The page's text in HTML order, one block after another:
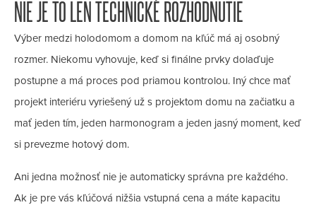
NIE JE TO LEN TECHNICKÉ ROZHODNUTIE
Výber medzi holodomom a domom na kľúč má aj osobný
rozmer. Niekomu vyhovuje, keď si finálne prvky dolaďuje
postupne a má proces pod priamou kontrolou. Iný chce mať
projekt interiéru vyriešený už s projektom domu na začiatku a
mať jeden tím, jeden harmonogram a jeden jasný moment, keď
si prevezme hotový dom.
Ani jedna možnosť nie je automaticky správna pre každého.
Ak je pre vás kľúčová nižšia vstupná cena a máte kapacitu